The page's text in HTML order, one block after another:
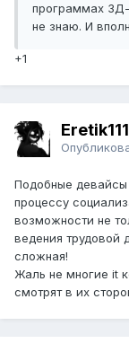
программах
не знаю. И
+1
Eretik111
Подобные
процессу
возможности не
ведения трудовой
сложная!
Жаль не многие it
смотрят в их